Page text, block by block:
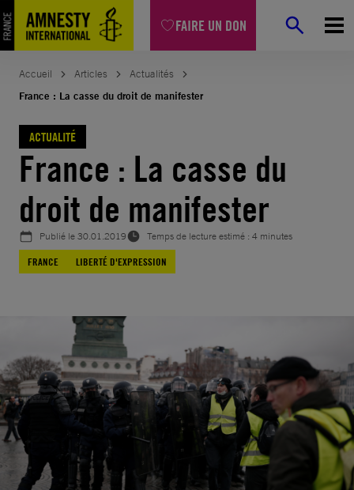
FAIRE UN DON
Aller
au
contenu
Accueil Articles
Actualités
France : La casse du droit de manifester
ACTUALITÉ
France : La casse du
droit de manifester
Publié le30.01.2019
Temps de lecture estimé : 4 minutes
FRANCE
LIBERTÉ D'EXPRESSION